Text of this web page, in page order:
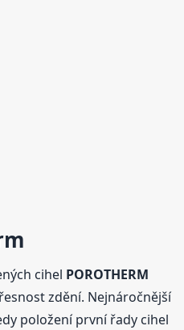
cihel POROTHERM
zdění. Nejnáročnější
položení první řady cihel